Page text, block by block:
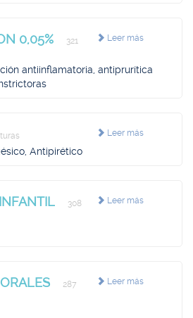
Leer más
0,05%
321
antiinflamatoria, antiprurítica
Leer más
Antipirético
Leer más
308
Leer más
287